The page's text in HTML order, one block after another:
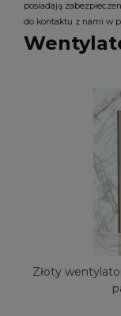
posiadają
do kontaktu z nami w
Złoty